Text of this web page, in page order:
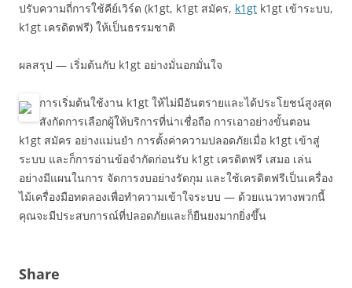
ปรับความถี่การใช้คีย์เวิร์ด (k1gt, k1gt สมัคร, k1gt k1gt เข้าระบบ,
k1gt เครดิตฟรี) ให้เป็นธรรมชาติ
ผลสรุป — เริ่มต้นกับ k1gt อย่างมั่นอกมั่นใจ
การเริ่มต้นใช้งาน k1gt ให้ไม่มีอันตรายและได้ประโยชน์สูงสุด
สังกัดการเลือกผู้ให้บริการที่น่าเชื่อถือ การเอาอย่างขั้นตอน
k1gt สมัคร อย่างแม่นยำ การตั้งค่าความปลอดภัยเมื่อ k1gt เข้าสู่
ระบบ และก็การอ่านข้อจำกัดก่อนรับ k1gt เครดิตฟรี เสมอ เล่น
อย่างมีแผนในการ จัดการงบอย่างรัดกุม และใช้เครดิตฟรีเป็นเครื่อง
ไม้เครื่องมือทดลองเพื่อทำความเข้าใจระบบ — ด้วยแนวทางพวกนี้
คุณจะมีประสบการณ์ที่ปลอดภัยและก็ยืนยงมากยิ่งขึ้น
Share